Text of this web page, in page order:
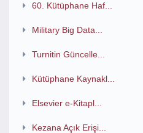
60. Kütüphane Haf...
Military Big Data...
Turnitin Güncelle...
Kütüphane Kaynakl...
Elsevier e-Kitapl...
Kezana Açık Erişi...